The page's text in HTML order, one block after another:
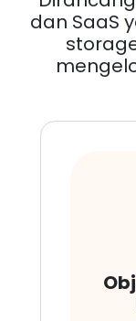
dan SaaS